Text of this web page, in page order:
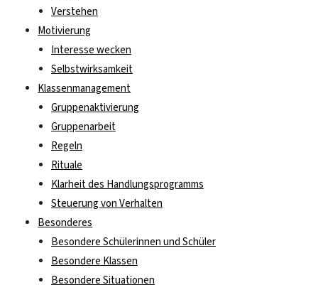
Verstehen
Motivierung
Interesse wecken
Selbstwirksamkeit
Klassenmanagement
Gruppenaktivierung
Gruppenarbeit
Regeln
Rituale
Klarheit des Handlungsprogramms
Steuerung von Verhalten
Besonderes
Besondere Schülerinnen und Schüler
Besondere Klassen
Besondere Situationen